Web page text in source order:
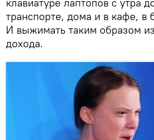
клавиатуре лаптопов с утра
транспорте, дома и в кафе, в
И выжимать таким образом
дохода.